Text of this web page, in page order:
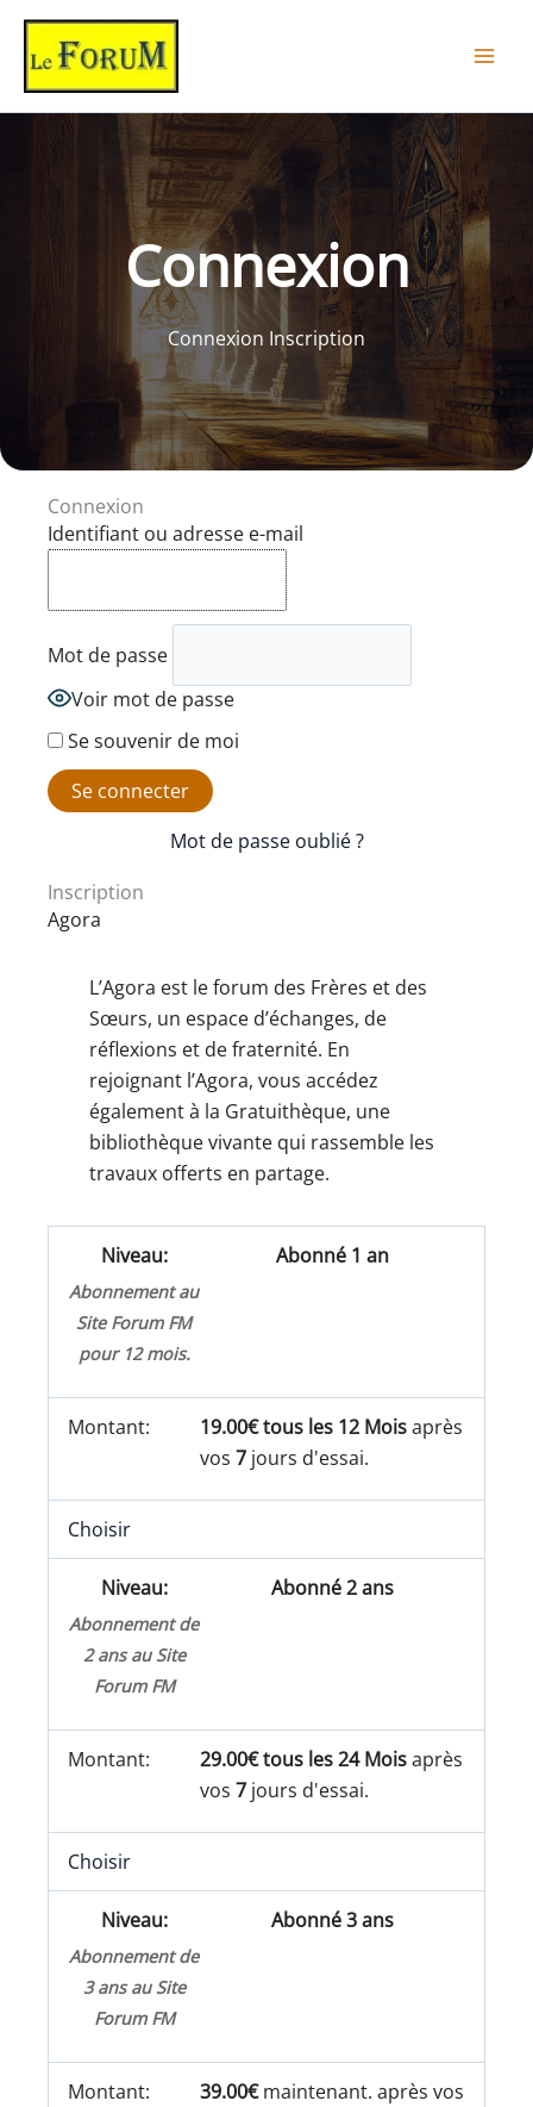
Aller
contenu
Connexion
Connexion Inscription
Connexion
Identifiant ou adresse e-mail
Mot de passe
Voir mot de passe
Se souvenir de moi
Mot de passe oublié ?
Inscription
Agora
L’Agora est le forum des Frères et des
Sœurs, un espace d’échanges, de
réflexions et de fraternité. En
rejoignant l’Agora, vous accédez
également à la Gratuithèque, une
bibliothèque vivante qui rassemble les
travaux offerts en partage.
Abonné 1 an
Abonnement au
Site Forum FM
pour 12 mois.
19.00€ tous les 12 Moisaprès
vos7 jours d'essai.
Choisir
Abonné 2 ans
Abonnement de
2 ans au Site
Forum FM
29.00€ tous les 24 Moisaprès
vos7 jours d'essai.
Choisir
Abonné 3 ans
Abonnement de
3 ans au Site
Forum FM
39.00€maintenant. après vos